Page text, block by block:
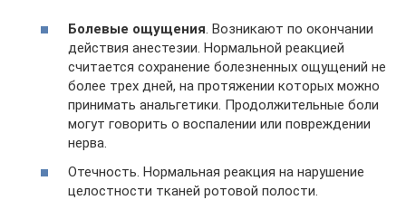
Болевые ощущения. Возникают по окончании
действия анестезии. Нормальной реакцией
считается сохранение болезненных ощущений не
более трех дней, на протяжении которых можно
принимать анальгетики. Продолжительные боли
могут говорить о воспалении или повреждении
нерва.
Отечность. Нормальная реакция на нарушение
целостности тканей ротовой полости.